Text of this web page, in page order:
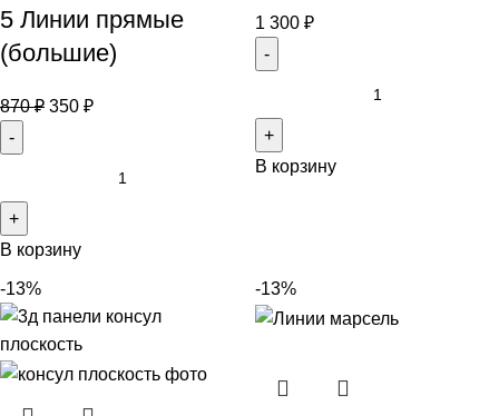
5 Линии прямые
(большие)
870₽ 350 ₽
В корзину
1 300 ₽
В корзину
-13% -13%